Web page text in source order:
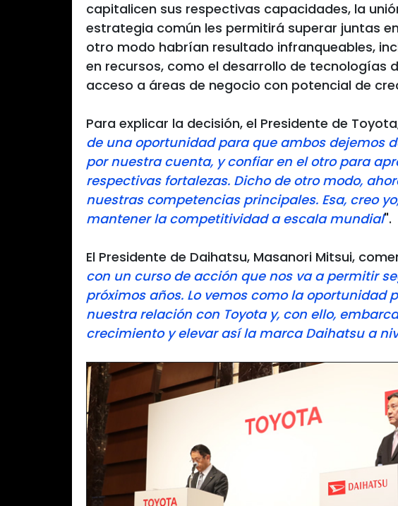
capitalicen sus respectivas capacidades, la
estrategia común les permitirá superar juntas
otro modo habrían resultado infranqueables,
en recursos, como el desarrollo de tecnologías
acceso a áreas de negocio con potencial de
Para explicar la decisión, el Presidente de
de una oportunidad para que ambos dejemos
por nuestra cuenta, y confiar en el otro para
respectivas fortalezas. Dicho de otro modo,
nuestras competencias principales. Esa, creo
mantener la competitividad a escala mundial".
El Presidente de Daihatsu, Masanori Mitsui,
con un curso de acción que nos va a permitir
próximos años. Lo vemos como la oportunidad
nuestra relación con Toyota y, con ello,
crecimiento y elevar así la marca Daihatsu a